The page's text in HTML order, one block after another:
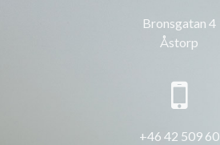
Bronsgatan 4
Åstorp
+46 42 509 60